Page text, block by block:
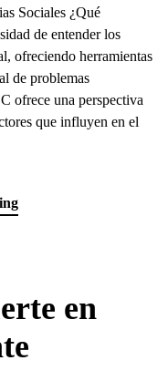
Sociales ¿Qué
de entender los
ofreciendo herramientas
de problemas
ofrece una perspectiva
que influyen en el
en